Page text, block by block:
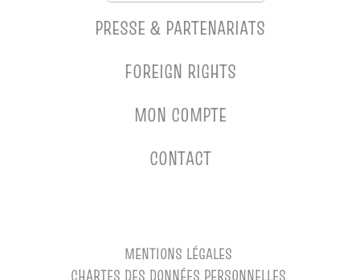
PRESSE & PARTENARIATS
FOREIGN RIGHTS
MON COMPTE
CONTACT
MENTIONS LÉGALES
CHARTES DES DONNÉES PERSONNELLES